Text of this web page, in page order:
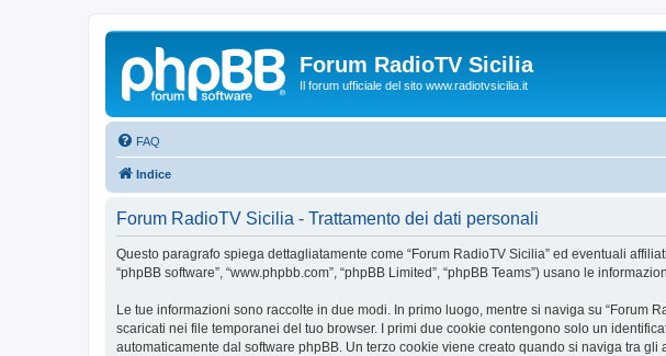
Forum RadioTV Sicilia
Il forum ufficiale del sito www.radiotvsicilia.it
FAQ
Indice
Forum RadioTV Sicilia - Trattamento dei dati personali
Questo paragrafo spiega dettagliatamente come “Forum RadioTV Sicilia” ed eventuali
“phpBB software”, “www.phpbb.com”, “phpBB Limited”, “phpBB Teams”) usano le
Le tue informazioni sono raccolte in due modi. In primo luogo, mentre si naviga su “Forum
scaricati nei file temporanei del tuo browser. I primi due cookie contengono solo un
automaticamente dal software phpBB. Un terzo cookie viene creato quando si naviga tra